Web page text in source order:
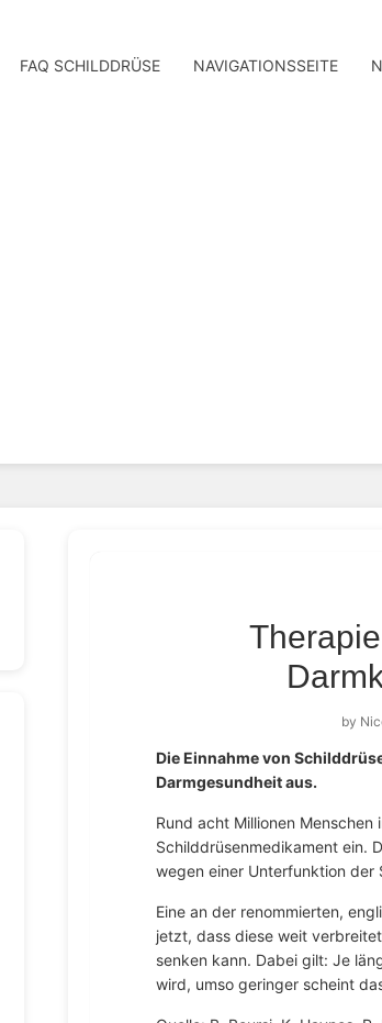
FAQ SCHILDDRÜSE NAVIGATIONSSEITE
by
Die Einnahme von
Darmgesundheit aus.
Rund acht Millionen
Schilddrüsenmedikament ein.
wegen einer Unterfunktion der
Eine an der renommierten,
jetzt, dass diese weit
senken kann. Dabei gilt: Je
wird, umso geringer scheint